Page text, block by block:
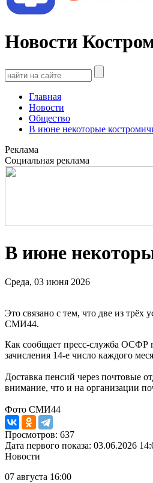
Новости
Главная
Новости
Общество
В июне некоторые
Реклама
Социальная реклама
В июне
Среда, 03 июня 2026
Это связано с тем, что две из
СМИ44.
Как сообщает пресс-служба ОСФР
зачисления 14-е число каждого
Доставка пенсий через почтовые
внимание, что и на организации
Фото СМИ44
Просмотров: 637
Дата первого показа: 03.06.2026
Новости
07 августа 16:00